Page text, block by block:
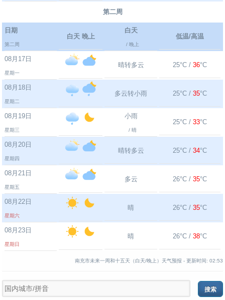
第二周
日期
第二周
白天 晚上
白天
/ 晚上
低温/高温
08月17日
星期一
晴转多云 25°C / 36°C
08月18日
星期二
多云转小雨 25°C / 35°C
08月19日
星期三
小雨
/ 晴
25°C / 33°C
08月20日
星期四
晴转多云 25°C / 34°C
08月21日
星期五
多云 26°C / 35°C
08月22日
星期六
晴 26°C / 35°C
08月23日
星期日
晴 26°C / 38°C
南充市未来一周和十五天（白天/晚上）天气预报 - 更新时间: 02:53